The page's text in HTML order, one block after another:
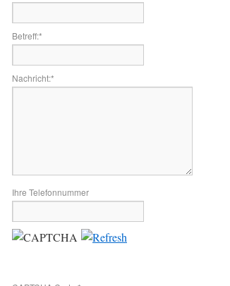
Betreff:*
Nachricht:*
Ihre Telefonnummer